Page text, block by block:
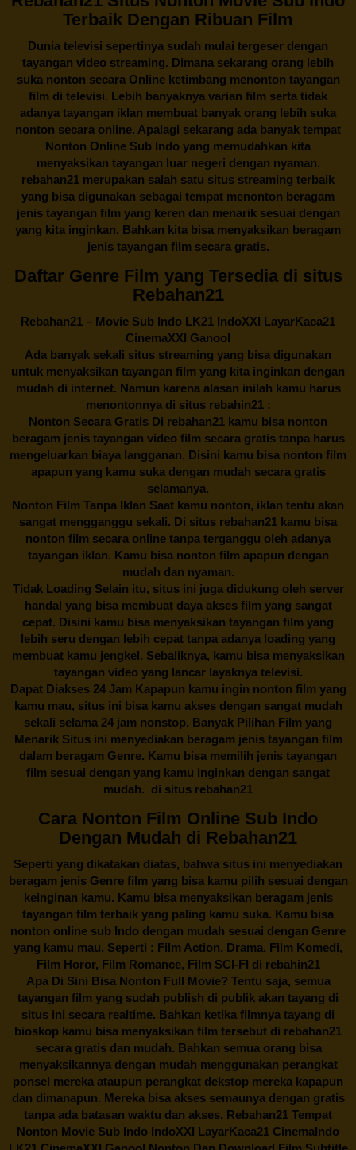
Terbaik Dengan Ribuan Film
Dunia televisi sepertinya sudah mulai tergeser dengan
tayangan video streaming. Dimana sekarang orang lebih
suka nonton secara Online ketimbang menonton tayangan
film di televisi. Lebih banyaknya varian film serta tidak
adanya tayangan iklan membuat banyak orang lebih suka
nonton secara online. Apalagi sekarang ada banyak tempat
Nonton Online Sub Indo yang memudahkan kita
menyaksikan tayangan luar negeri dengan nyaman.
rebahan21 merupakan salah satu situs streaming terbaik
yang bisa digunakan sebagai tempat menonton beragam
jenis tayangan film yang keren dan menarik sesuai dengan
yang kita inginkan. Bahkan kita bisa menyaksikan beragam
jenis tayangan film secara gratis.
Daftar Genre Film yang Tersedia di situs
Rebahan21
Rebahan21 – Movie Sub Indo LK21 IndoXXI LayarKaca21
CinemaXXI Ganool
Ada banyak sekali situs streaming yang bisa digunakan
untuk menyaksikan tayangan film yang kita inginkan dengan
mudah di internet. Namun karena alasan inilah kamu harus
menontonnya di situs rebahin21 :
Nonton Secara Gratis Di rebahan21 kamu bisa nonton
beragam jenis tayangan video film secara gratis tanpa harus
mengeluarkan biaya langganan. Disini kamu bisa nonton film
apapun yang kamu suka dengan mudah secara gratis
selamanya.
Nonton Film Tanpa Iklan Saat kamu nonton, iklan tentu akan
sangat mengganggu sekali. Di situs rebahan21 kamu bisa
nonton film secara online tanpa terganggu oleh adanya
tayangan iklan. Kamu bisa nonton film apapun dengan
mudah dan nyaman.
Tidak Loading Selain itu, situs ini juga didukung oleh server
handal yang bisa membuat daya akses film yang sangat
cepat. Disini kamu bisa menyaksikan tayangan film yang
lebih seru dengan lebih cepat tanpa adanya loading yang
membuat kamu jengkel. Sebaliknya, kamu bisa menyaksikan
tayangan video yang lancar layaknya televisi.
Dapat Diakses 24 Jam Kapapun kamu ingin nonton film yang
kamu mau, situs ini bisa kamu akses dengan sangat mudah
sekali selama 24 jam nonstop. Banyak Pilihan Film yang
Menarik Situs ini menyediakan beragam jenis tayangan film
dalam beragam Genre. Kamu bisa memilih jenis tayangan
film sesuai dengan yang kamu inginkan dengan sangat
mudah. di situs rebahan21
Cara Nonton Film Online Sub Indo
Dengan Mudah di Rebahan21
Seperti yang dikatakan diatas, bahwa situs ini menyediakan
beragam jenis Genre film yang bisa kamu pilih sesuai dengan
keinginan kamu. Kamu bisa menyaksikan beragam jenis
tayangan film terbaik yang paling kamu suka. Kamu bisa
nonton online sub Indo dengan mudah sesuai dengan Genre
yang kamu mau. Seperti : Film Action, Drama, Film Komedi,
Film Horor, Film Romance, Film SCI-FI di rebahin21
Apa Di Sini Bisa Nonton Full Movie? Tentu saja, semua
tayangan film yang sudah publish di publik akan tayang di
situs ini secara realtime. Bahkan ketika filmnya tayang di
bioskop kamu bisa menyaksikan film tersebut di rebahan21
secara gratis dan mudah. Bahkan semua orang bisa
menyaksikannya dengan mudah menggunakan perangkat
ponsel mereka ataupun perangkat dekstop mereka kapapun
dan dimanapun. Mereka bisa akses semaunya dengan gratis
tanpa ada batasan waktu dan akses. Rebahan21 Tempat
Nonton Movie Sub Indo IndoXXI LayarKaca21 CinemaIndo